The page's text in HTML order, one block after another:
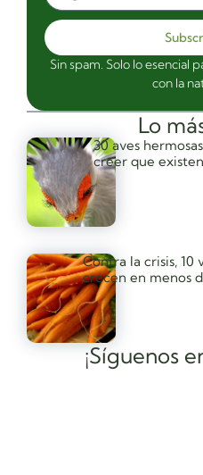
¡Síguenos
Lo
30 aves
creer que existen
Contra la crisis, 10
crecen en menos
Sin spam. Solo lo esencial
con la